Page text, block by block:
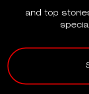
and top